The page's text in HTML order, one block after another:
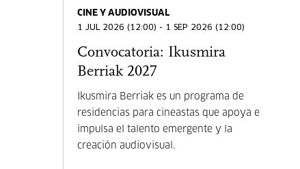
CINE Y AUDIOVISUAL
1 JUL 2026 (12:00) - 1 SEP 2026 (12:00)
Convocatoria: Ikusmira
Berriak 2027
Ikusmira Berriak es un programa de
residencias para cineastas que apoya e
impulsa el talento emergente y la
creación audiovisual.